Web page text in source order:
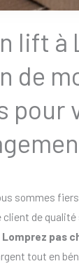
lift à
de
pour
sommes
client de
pas
tout en